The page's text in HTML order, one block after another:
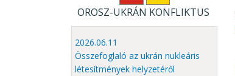
OROSZ-UKRÁN KONFLIKTUS
2026.06.11
Összefoglaló az ukrán nukleáris
létesítmények helyzetéről